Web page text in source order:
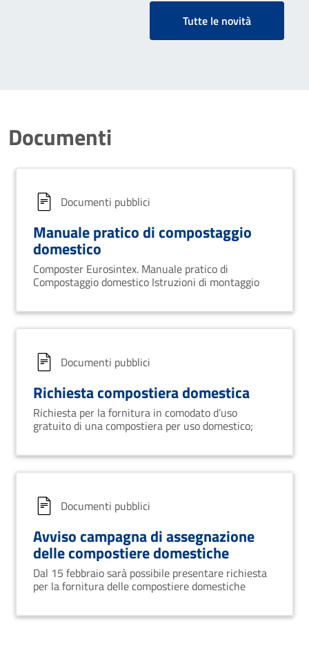
Tutte le novità
Documenti
Documenti pubblici
Manuale pratico di compostaggio
domestico
Composter Eurosintex. Manuale pratico di
Compostaggio domestico Istruzioni di montaggio
Documenti pubblici
Richiesta compostiera domestica
Richiesta per la fornitura in comodato d’uso
gratuito di una compostiera per uso domestico;
Documenti pubblici
Avviso campagna di assegnazione
delle compostiere domestiche
Dal 15 febbraio sarà possibile presentare richiesta
per la fornitura delle compostiere domestiche